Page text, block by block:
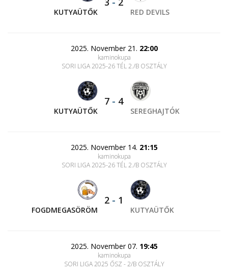
KUTYAÜTŐK RED DEVILS
2025. November 21. 22:00
kaminokupa
SORI LIGA 2025-26 TÉL 2./B OSZTÁLY
KUTYAÜTŐK
7 - 4
SEREGHAJTÓK
2025. November 14. 21:15
kaminokupa
SORI LIGA 2025-26 TÉL 2./B OSZTÁLY
FOGDMEGASÖRÖM
2 - 1
KUTYAÜTŐK
2025. November 07. 19:45
kaminokupa
SORI LIGA 2025 ŐSZ - 2/B OSZTÁLY